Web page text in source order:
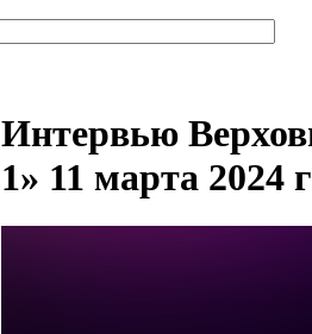
Интервью
1» 11 марта 2024